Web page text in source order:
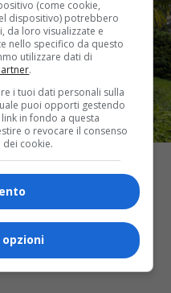
Vialarda in
(come cookie,
dispositivo) potrebbero
da loro visualizzate e
nello specifico da questo
utilizzare dati di
.
i tuoi dati personali sulla
puoi opporti gestendo
in fondo a questa
o revocare il consenso
cookie.